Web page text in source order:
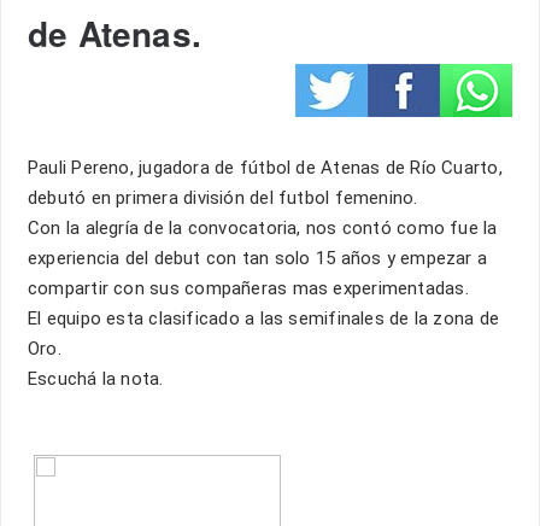
de Atenas.
Pauli Pereno, jugadora de fútbol de Atenas de Río Cuarto,
debutó en primera división del futbol femenino.
Con la alegría de la convocatoria, nos contó como fue la
experiencia del debut con tan solo 15 años y empezar a
compartir con sus compañeras mas experimentadas.
El equipo esta clasificado a las semifinales de la zona de
Oro.
Escuchá la nota.